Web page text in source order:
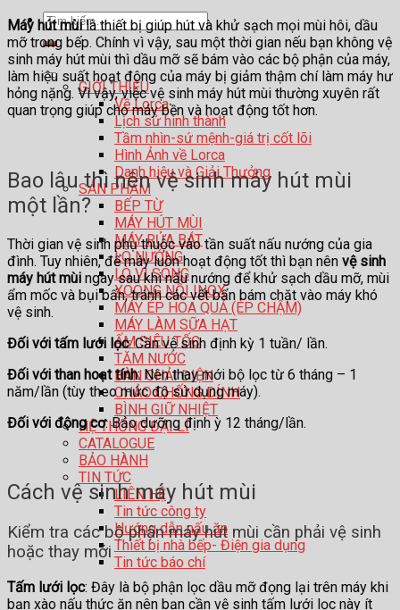
Tìm
kiếm:
GIỚI THIỆU
Về Lorca
Lịch sử hình thành
Tầm nhìn-sứ mệnh-giá trị cốt lõi
Hình Ảnh về Lorca
Danh hiệu và Giải Thưởng
SẢN PHẨM
BẾP TỪ
MÁY HÚT MÙI
MÁY RỬA BÁT
LÒ NƯỚNG
LÒ VI SÓNG
XOONG NỒI INOX
MÁY ÉP HOA QUẢ (ÉP CHẬM)
MÁY LÀM SỮA HẠT
ẤM SIÊU TỐC
TĂM NƯỚC
BÀN CHẢI ĐIỆN
CHẢO CHỐNG DÍNH
BÌNH GIỮ NHIỆT
HỆ THỐNG ĐẠI LÍ
CATALOGUE
BẢO HÀNH
TIN TỨC
LIÊN HỆ
Tin tức công ty
Hướng dẫn nấu ăn
Thiết bị nhà bếp- Điện gia dụng
Tin tức báo chí
Máy hút mùilà thiết bị giúp hút và khử sạch mọi mùi hôi, dầu
mỡ trong bếp. Chính vì vậy, sau một thời gian nếu bạn không vệ
sinh máy hút mùi thì dầu mỡ sẽ bám vào các bộ phận của máy,
làm hiệu suất hoạt động của máy bị giảm thậm chí làm máy hư
hỏng nặng. Vì vậy, việc vệ sinh máy hút mùi thường xuyên rất
quan trọng giúp cho máy bền và hoạt động tốt hơn.
Bao lâu thì nên vệ sinh máy hút mùi
một lần?
Thời gian vệ sinh phụ thuộc vào tần suất nấu nướng của gia
đình. Tuy nhiên, để máy luôn hoạt động tốt thì bạn nên vệ sinh
máy hút mùi ngay sau khi nấu nướng để khử sạch dầu mỡ, mùi
ẩm mốc và bụi bẩn, tránh các vết bẩn bám chặt vào máy khó
vệ sinh.
Đối với tấm lưới lọc: Cần vệ sinh định kỳ 1 tuần/ lần.
Đối với than hoạt tính: Nên thay mới bộ lọc từ 6 tháng – 1
năm/lần (tùy theo mức độ sử dụng máy).
Đối với động cơ: Bảo dưỡng định ỳ 12 tháng/lần.
Cách vệ sinh máy hút mùi
Kiểm tra các bộ phận máy hút mùi cần phải vệ sinh
hoặc thay mới
Tấm lưới lọc: Đây là bộ phận lọc dầu mỡ đọng lại trên máy khi
bạn xào nấu thức ăn nên bạn cần vệ sinh tấm lưới lọc này ít